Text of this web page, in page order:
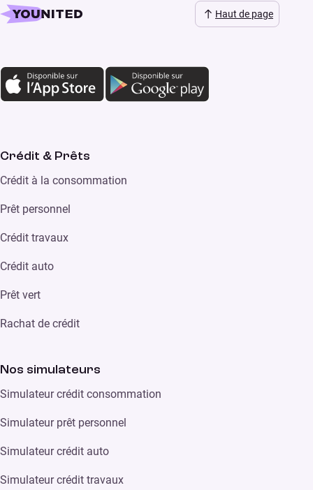
Haut de page
Crédit & Prêts
Crédit à la consommation
Prêt personnel
Crédit travaux
Crédit auto
Prêt vert
Rachat de crédit
Nos simulateurs
Simulateur crédit consommation
Simulateur prêt personnel
Simulateur crédit auto
Simulateur crédit travaux